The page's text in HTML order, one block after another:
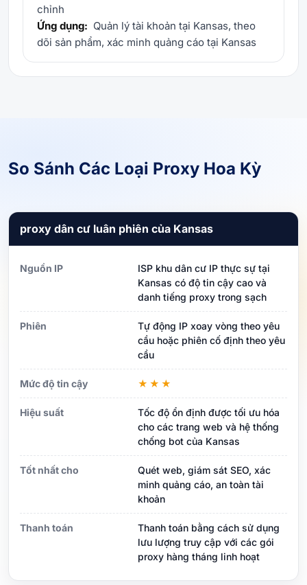
chỉnh
Ứng dụng: Quản lý tài khoản tại Kansas, theo
dõi sản phẩm, xác minh quảng cáo tại Kansas
So Sánh Các Loại Proxy Hoa Kỳ
proxy dân cư luân phiên của Kansas
Nguồn IP
ISP khu dân cư IP thực sự tại
Kansas có độ tin cậy cao và
danh tiếng proxy trong sạch
Phiên
Tự động IP xoay vòng theo yêu
cầu hoặc phiên cố định theo yêu
cầu
Mức độ tin cậy ★★★
Hiệu suất
Tốc độ ổn định được tối ưu hóa
cho các trang web và hệ thống
chống bot của Kansas
Tốt nhất cho
Quét web, giám sát SEO, xác
minh quảng cáo, an toàn tài
khoản
Thanh toán
Thanh toán bằng cách sử dụng
lưu lượng truy cập với các gói
proxy hàng tháng linh hoạt